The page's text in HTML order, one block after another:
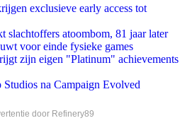
exclusieve early access tot
slachtoffers atoombom, 81 jaar later
voor einde fysieke games
zijn eigen "Platinum" achievements
na Campaign Evolved
door Refinery89